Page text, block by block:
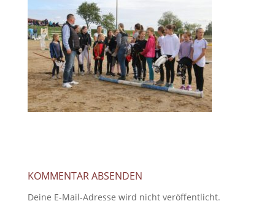
KOMMENTAR ABSENDEN
Deine E-Mail-Adresse wird nicht veröffentlicht.